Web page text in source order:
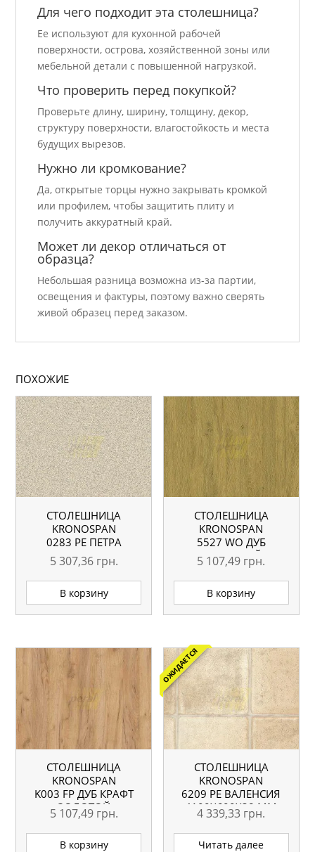
Для чего подходит эта столешница?
Ее используют для кухонной рабочей
поверхности, острова, хозяйственной зоны или
мебельной детали с повышенной нагрузкой.
Что проверить перед покупкой?
Проверьте длину, ширину, толщину, декор,
структуру поверхности, влагостойкость и места
будущих вырезов.
Нужно ли кромкование?
Да, открытые торцы нужно закрывать кромкой
или профилем, чтобы защитить плиту и
получить аккуратный край.
Может ли декор отличаться от
образца?
Небольшая разница возможна из-за партии,
освещения и фактуры, поэтому важно сверять
живой образец перед заказом.
ПОХОЖИЕ
СТОЛЕШНИЦА
KRONOSPAN
0283 PE ПЕТРА
БЕЖЕВАЯ
4100X600X38 ММ
5 307,36 грн.
В корзину
СТОЛЕШНИЦА
KRONOSPAN
5527 WO ДУБ
КАМЕННЫЙ
4100X600X38 ММ
ВЛАГОСТОЙКАЯ
5 107,49 грн.
В корзину
СТОЛЕШНИЦА
KRONOSPAN
K003 FP ДУБ КРАФТ
ЗОЛОТОЙ
4100X600X38 ММ
ВЛАГОСТОЙКАЯ
5 107,49 грн.
В корзину
ОЖИДАЕТСЯ
СТОЛЕШНИЦА
KRONOSPAN
6209 РЕ ВАЛЕНСИЯ
4100X600X38 ММ
4 339,33 грн.
Читать далее